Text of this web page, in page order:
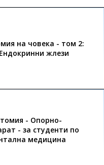
на човека - том 2:
жлези
- Опорно-
- за студенти по
медицина